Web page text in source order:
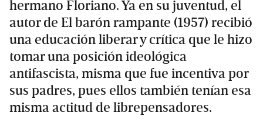
hermano Floriano. Ya en su juventud, el
autor de El barón rampante (1957) recibió
una educación liberar y crítica que le hizo
tomar una posición ideológica
antifascista, misma que fue incentiva por
sus padres, pues ellos también tenían esa
misma actitud de librepensadores.